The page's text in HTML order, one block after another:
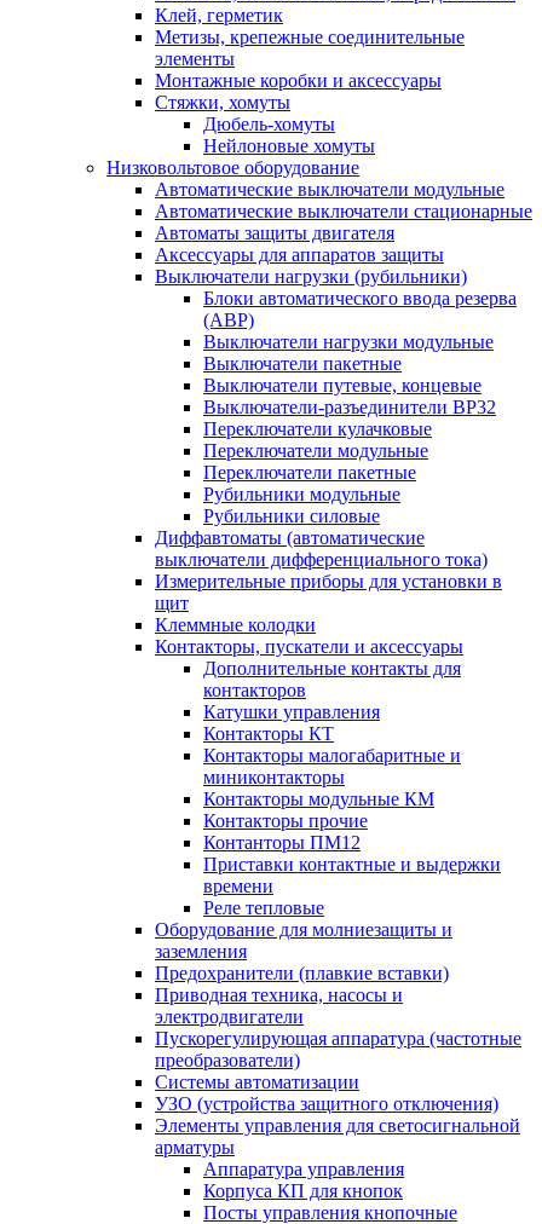
Клей, герметик
Метизы, крепежные соединительные
элементы
Монтажные коробки и аксессуары
Стяжки, хомуты
Дюбель-хомуты
Нейлоновые хомуты
Низковольтовое оборудование
Автоматические выключатели модульные
Автоматические выключатели стационарные
Автоматы защиты двигателя
Аксессуары для аппаратов защиты
Выключатели нагрузки (рубильники)
Блоки автоматического ввода резерва
(АВР)
Выключатели нагрузки модульные
Выключатели пакетные
Выключатели путевые, концевые
Выключатели-разъединители ВР32
Переключатели кулачковые
Переключатели модульные
Переключатели пакетные
Рубильники модульные
Рубильники силовые
Диффавтоматы (автоматические
выключатели дифференциального тока)
Измерительные приборы для установки в
щит
Клеммные колодки
Контакторы, пускатели и аксессуары
Дополнительные контакты для
контакторов
Катушки управления
Контакторы КТ
Контакторы малогабаритные и
миниконтакторы
Контакторы модульные КМ
Контакторы прочие
Контанторы ПМ12
Приставки контактные и выдержки
времени
Реле тепловые
Оборудование для молниезащиты и
заземления
Предохранители (плавкие вставки)
Приводная техника, насосы и
электродвигатели
Пускорегулирующая аппаратура (частотные
преобразователи)
Системы автоматизации
УЗО (устройства защитного отключения)
Элементы управления для светосигнальной
арматуры
Аппаратура управления
Корпуса КП для кнопок
Посты управления кнопочные